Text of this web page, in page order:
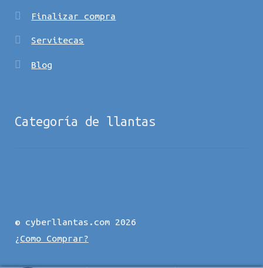
Finalizar compra
Servitecas
Blog
Categoría de llantas
© cyberllantas.com 2026
¿Como Comprar?